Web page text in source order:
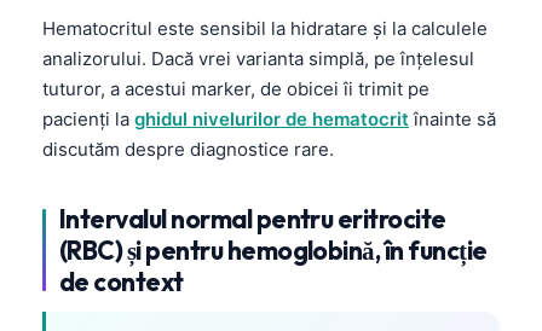
Hematocritul este sensibil la hidratare și la calculele
analizorului. Dacă vrei varianta simplă, pe înțelesul
tuturor, a acestui marker, de obicei îi trimit pe
pacienți la ghidul nivelurilor de hematocritînainte să
discutăm despre diagnostice rare.
Intervalul normal pentru eritrocite
(RBC) și pentru hemoglobină, în funcție
de context